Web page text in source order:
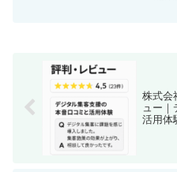
株式会
ュー｜
活用体